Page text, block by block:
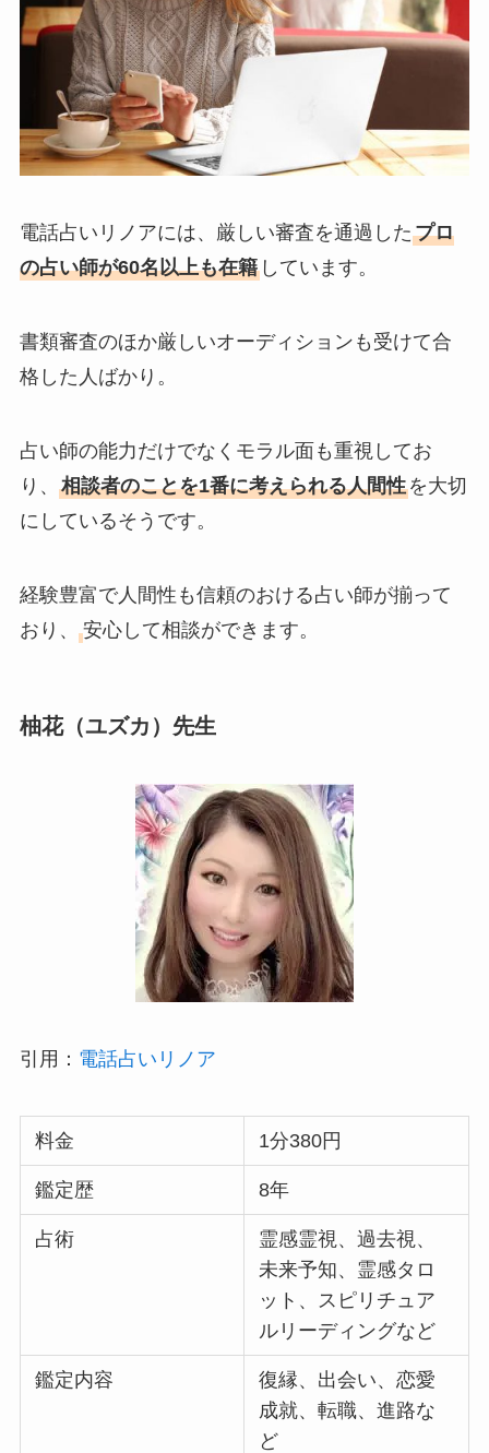
電話占いリノアには、厳しい審査を通過したプロ
の占い師が60名以上も在籍しています。
書類審査のほか厳しいオーディションも受けて合
格した人ばかり。
占い師の能力だけでなくモラル面も重視してお
り、 相談者のことを1番に考えられる人間性を大切
にしているそうです。
経験豊富で人間性も信頼のおける占い師が揃って
おり、
安心して相談ができます。
柚花（ユズカ）先生
引用： 電話占いリノア
料金 1分380円
鑑定歴 8年
占術
霊感霊視、過去視、
未来予知、霊感タロ
ット、スピリチュア
ルリーディングなど
鑑定内容
復縁、出会い、恋愛
成就、転職、進路な
ど